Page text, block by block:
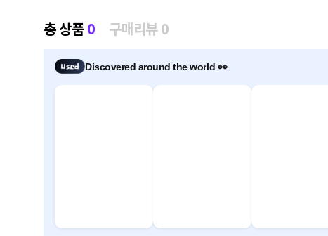
총 상품 0 구매리뷰 0
Discovered around the world 👀